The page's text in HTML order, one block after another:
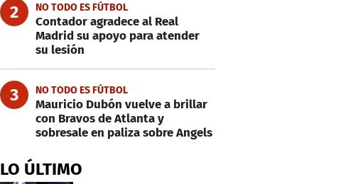
2 NO TODO ES FÚTBOL
Contador agradece al Real
Madrid su apoyo para atender
su lesión
3 NO TODO ES FÚTBOL
Mauricio Dubón vuelve a brillar
con Bravos de Atlanta y
sobresale en paliza sobre Angels
LO ÚLTIMO